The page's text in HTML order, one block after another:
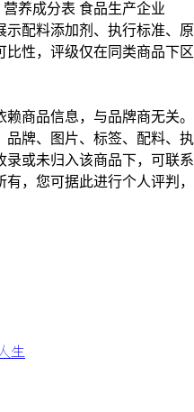
营养成分表 食品生产企业
示配料添加剂 、 执行标准、
比性，评级仅在 同类商品下
商品信息， 与品牌商无关
牌、图片、标签、配料、
录或未归入该商品下，可联
，您可据此进行个人评判
生